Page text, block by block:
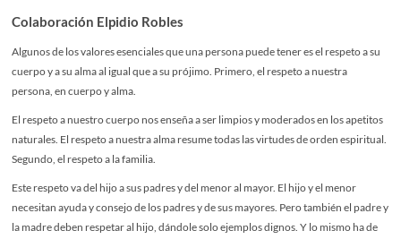
Colaboración Elpidio Robles
Algunos de los valores esenciales que una persona puede tener es el respeto a su
cuerpo y a su alma al igual que a su prójimo. Primero, el respeto a nuestra
persona, en cuerpo y alma.
El respeto a nuestro cuerpo nos enseña a ser limpios y moderados en los apetitos
naturales. El respeto a nuestra alma resume todas las virtudes de orden espiritual.
Segundo, el respeto a la familia.
Este respeto va del hijo a sus padres y del menor al mayor. El hijo y el menor
necesitan ayuda y consejo de los padres y de sus mayores. Pero también el padre y
la madre deben respetar al hijo, dándole solo ejemplos dignos. Y lo mismo ha de